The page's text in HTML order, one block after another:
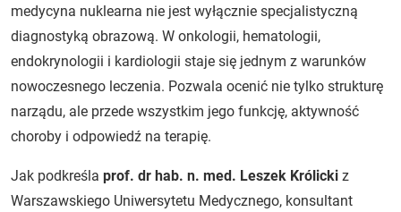
medycyna nuklearna nie jest wyłącznie specjalistyczną
diagnostyką obrazową. W onkologii, hematologii,
endokrynologii i kardiologii staje się jednym z warunków
nowoczesnego leczenia. Pozwala ocenić nie tylko strukturę
narządu, ale przede wszystkim jego funkcję, aktywność
choroby i odpowiedź na terapię.
Jak podkreśla prof. dr hab. n. med. Leszek Królicki z
Warszawskiego Uniwersytetu Medycznego, konsultant